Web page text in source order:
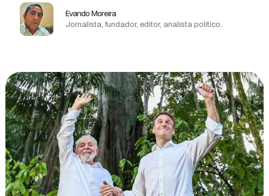
Evando Moreira
Jornalista, fundador, editor, analista político.